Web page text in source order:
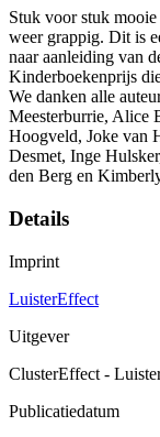
Stuk voor stuk
weer grappig. Dit is
naar aanleiding van
Kinderboekenprijs
We danken alle
Meesterburrie, Alice
Hoogveld, Joke van
Desmet, Inge
den Berg en
Details
Imprint
LuisterEffect
Uitgever
ClusterEffect -
Publicatiedatum